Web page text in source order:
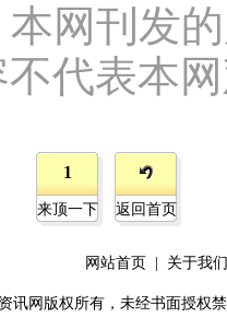
网刊发
代表本
1
来顶一下 返回首页
网站首页 关于我们
讯网版权所有，未经书面授权